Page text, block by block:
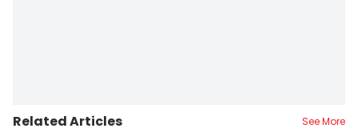
Related Articles See More